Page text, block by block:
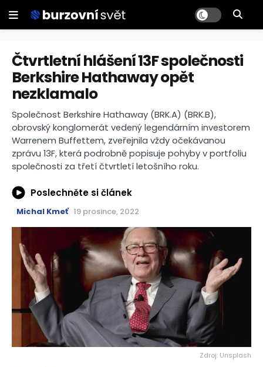
Čtvrtletní hlášení 13F společnosti
Berkshire Hathaway opět
nezklamalo
Společnost Berkshire Hathaway (BRK.A) (BRK.B),
obrovský konglomerát vedený legendárním investorem
Warrenem Buffettem, zveřejnila vždy očekávanou
zprávu 13F, která podrobně popisuje pohyby v portfoliu
společnosti za třetí čtvrtletí letošního roku.
Poslechněte si článek
Michal Kmeť 19 prosince, 2022
Zdroj: Unsplash